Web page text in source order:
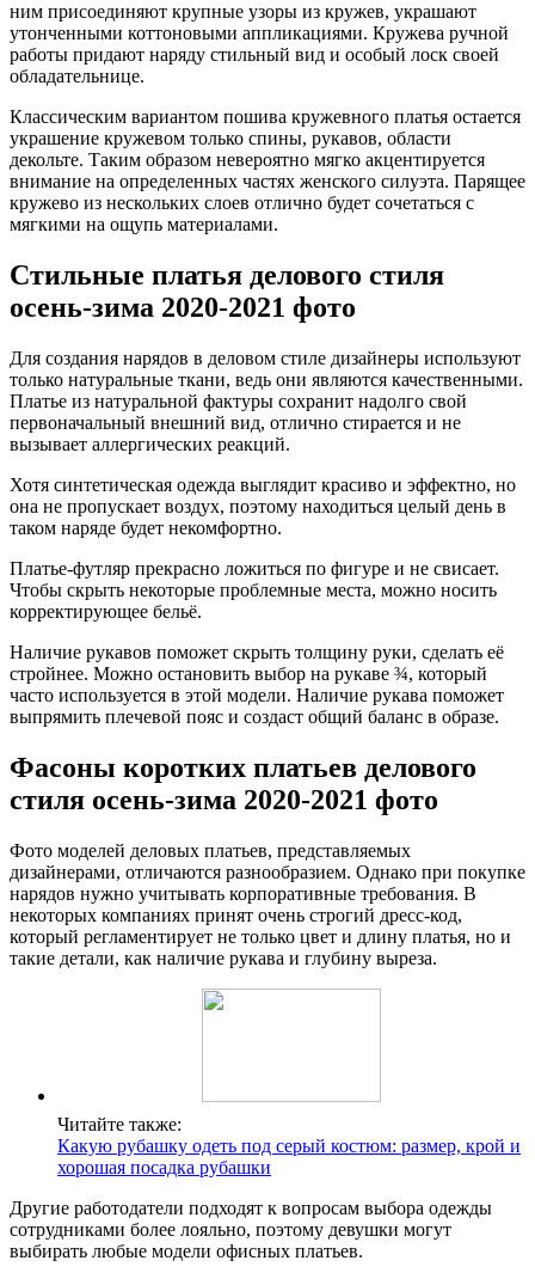
ним присоединяют крупные узоры из кружев, украшают
утонченными коттоновыми аппликациями. Кружева ручной
работы придают наряду стильный вид и особый лоск своей
обладательнице.
Классическим вариантом пошива кружевного платья остается
украшение кружевом только спины, рукавов, области
декольте. Таким образом невероятно мягко акцентируется
внимание на определенных частях женского силуэта. Парящее
кружево из нескольких слоев отлично будет сочетаться с
мягкими на ощупь материалами.
Стильные платья делового стиля
осень-зима 2020-2021 фото
Для создания нарядов в деловом стиле дизайнеры используют
только натуральные ткани, ведь они являются качественными.
Платье из натуральной фактуры сохранит надолго свой
первоначальный внешний вид, отлично стирается и не
вызывает аллергических реакций.
Хотя синтетическая одежда выглядит красиво и эффектно, но
она не пропускает воздух, поэтому находиться целый день в
таком наряде будет некомфортно.
Платье-футляр прекрасно ложиться по фигуре и не свисает.
Чтобы скрыть некоторые проблемные места, можно носить
корректирующее бельё.
Наличие рукавов поможет скрыть толщину руки, сделать её
стройнее. Можно остановить выбор на рукаве ¾, который
часто используется в этой модели. Наличие рукава поможет
выпрямить плечевой пояс и создаст общий баланс в образе.
Фасоны коротких платьев делового
стиля осень-зима 2020-2021 фото
Фото моделей деловых платьев, представляемых
дизайнерами, отличаются разнообразием. Однако при покупке
нарядов нужно учитывать корпоративные требования. В
некоторых компаниях принят очень строгий дресс-код,
который регламентирует не только цвет и длину платья, но и
такие детали, как наличие рукава и глубину выреза.
Читайте также:
Какую рубашку одеть под серый костюм: размер, крой и
хорошая посадка рубашки
Другие работодатели подходят к вопросам выбора одежды
сотрудниками более лояльно, поэтому девушки могут
выбирать любые модели офисных платьев.